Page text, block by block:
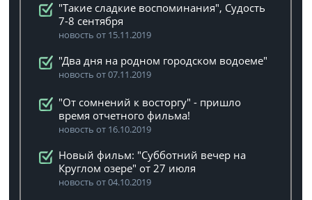
"Такие сладкие воспоминания", Судость
7-8 сентября
новость от 15.11.2019
"Два дня на родном городском водоеме"
новость от 07.11.2019
"От сомнений к восторгу" - пришло
время отчетного фильма!
новость от 16.10.2019
Новый фильм: "Субботний вечер на
Круглом озере" от 27 июля
новость от 04.10.2019